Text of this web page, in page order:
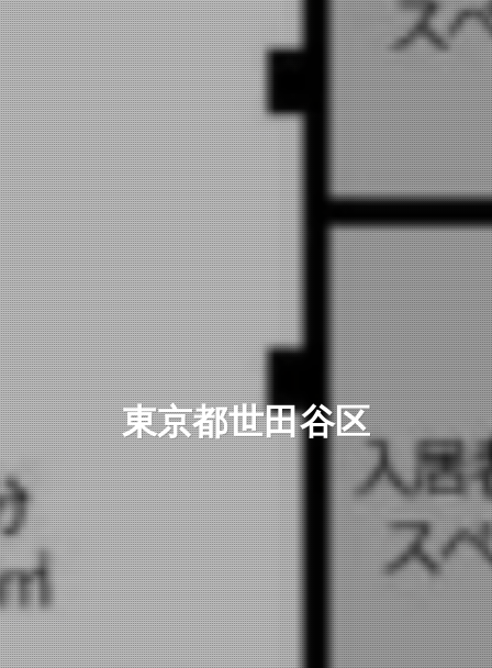
東京都世田谷区